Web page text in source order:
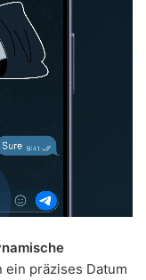
präzises Datum